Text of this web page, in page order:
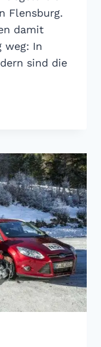
Flensburg.
damit
weg: In
sind die